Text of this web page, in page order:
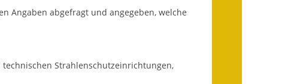
Getrennte
Abwassergebühr
Haushaltspläne
Angaben abgefragt und angegeben, welche
Strahlenschutzeinrichtungen,